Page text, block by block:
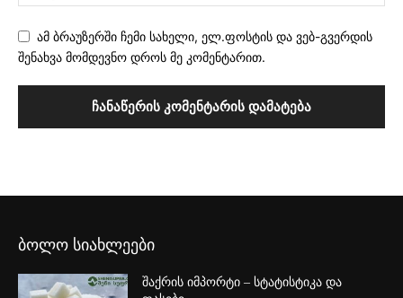
ამ ბრაუზერში ჩემი სახელი, ელ.ფოსტის და ვებ-გვერდის
შენახვა მომდევნო დროს მე კომენტარით.
ბოლო სიახლეები
შაქრის იმპორტი – სტატისტიკა და